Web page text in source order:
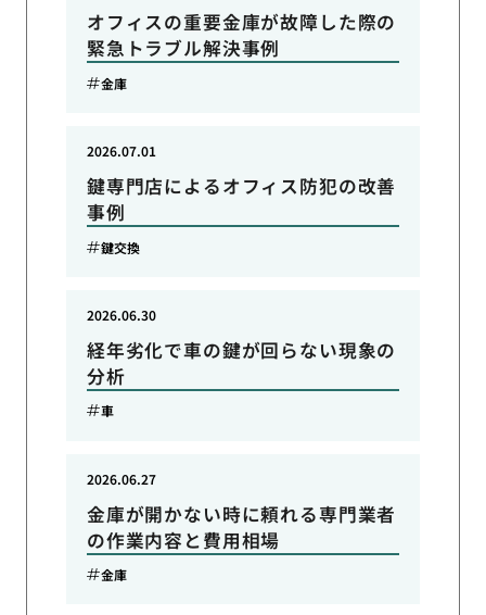
オフィスの重要金庫が故障した際の
緊急トラブル解決事例
金庫
鍵専門店によるオフィス防犯の改善
事例
2026.07.01
鍵交換
経年劣化で車の鍵が回らない現象の
分析
2026.06.30
車
金庫が開かない時に頼れる専門業者
の作業内容と費用相場
2026.06.27
金庫